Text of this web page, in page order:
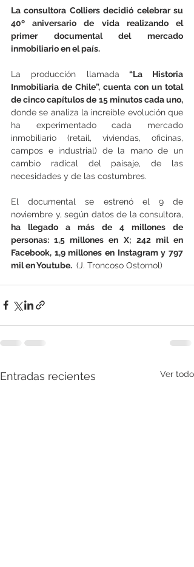
La consultora Colliers decidió celebrar su
40º aniversario de vida realizando el
primer documental del mercado
inmobiliario en el país.
La producción llamada “La Historia
Inmobiliaria de Chile”, cuenta con un total
donde se analiza la increíble evolución que
ha experimentado cada mercado
inmobiliario (retail, viviendas, oficinas,
campos e industrial) de la mano de un
cambio radical del paisaje, de las
necesidades y de las costumbres.
El documental se estrenó el 9 de
noviembre y, según datos de la consultora,
ha llegado a más de 4 millones de
personas: 1,5 millones en X; 242 mil en
Facebook, 1,9 millones en Instagram y 797
mil en Youtube. (J. Troncoso Ostornol)
Entradas recientes Ver todo